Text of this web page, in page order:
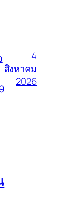
4
สิงหาคม
2026